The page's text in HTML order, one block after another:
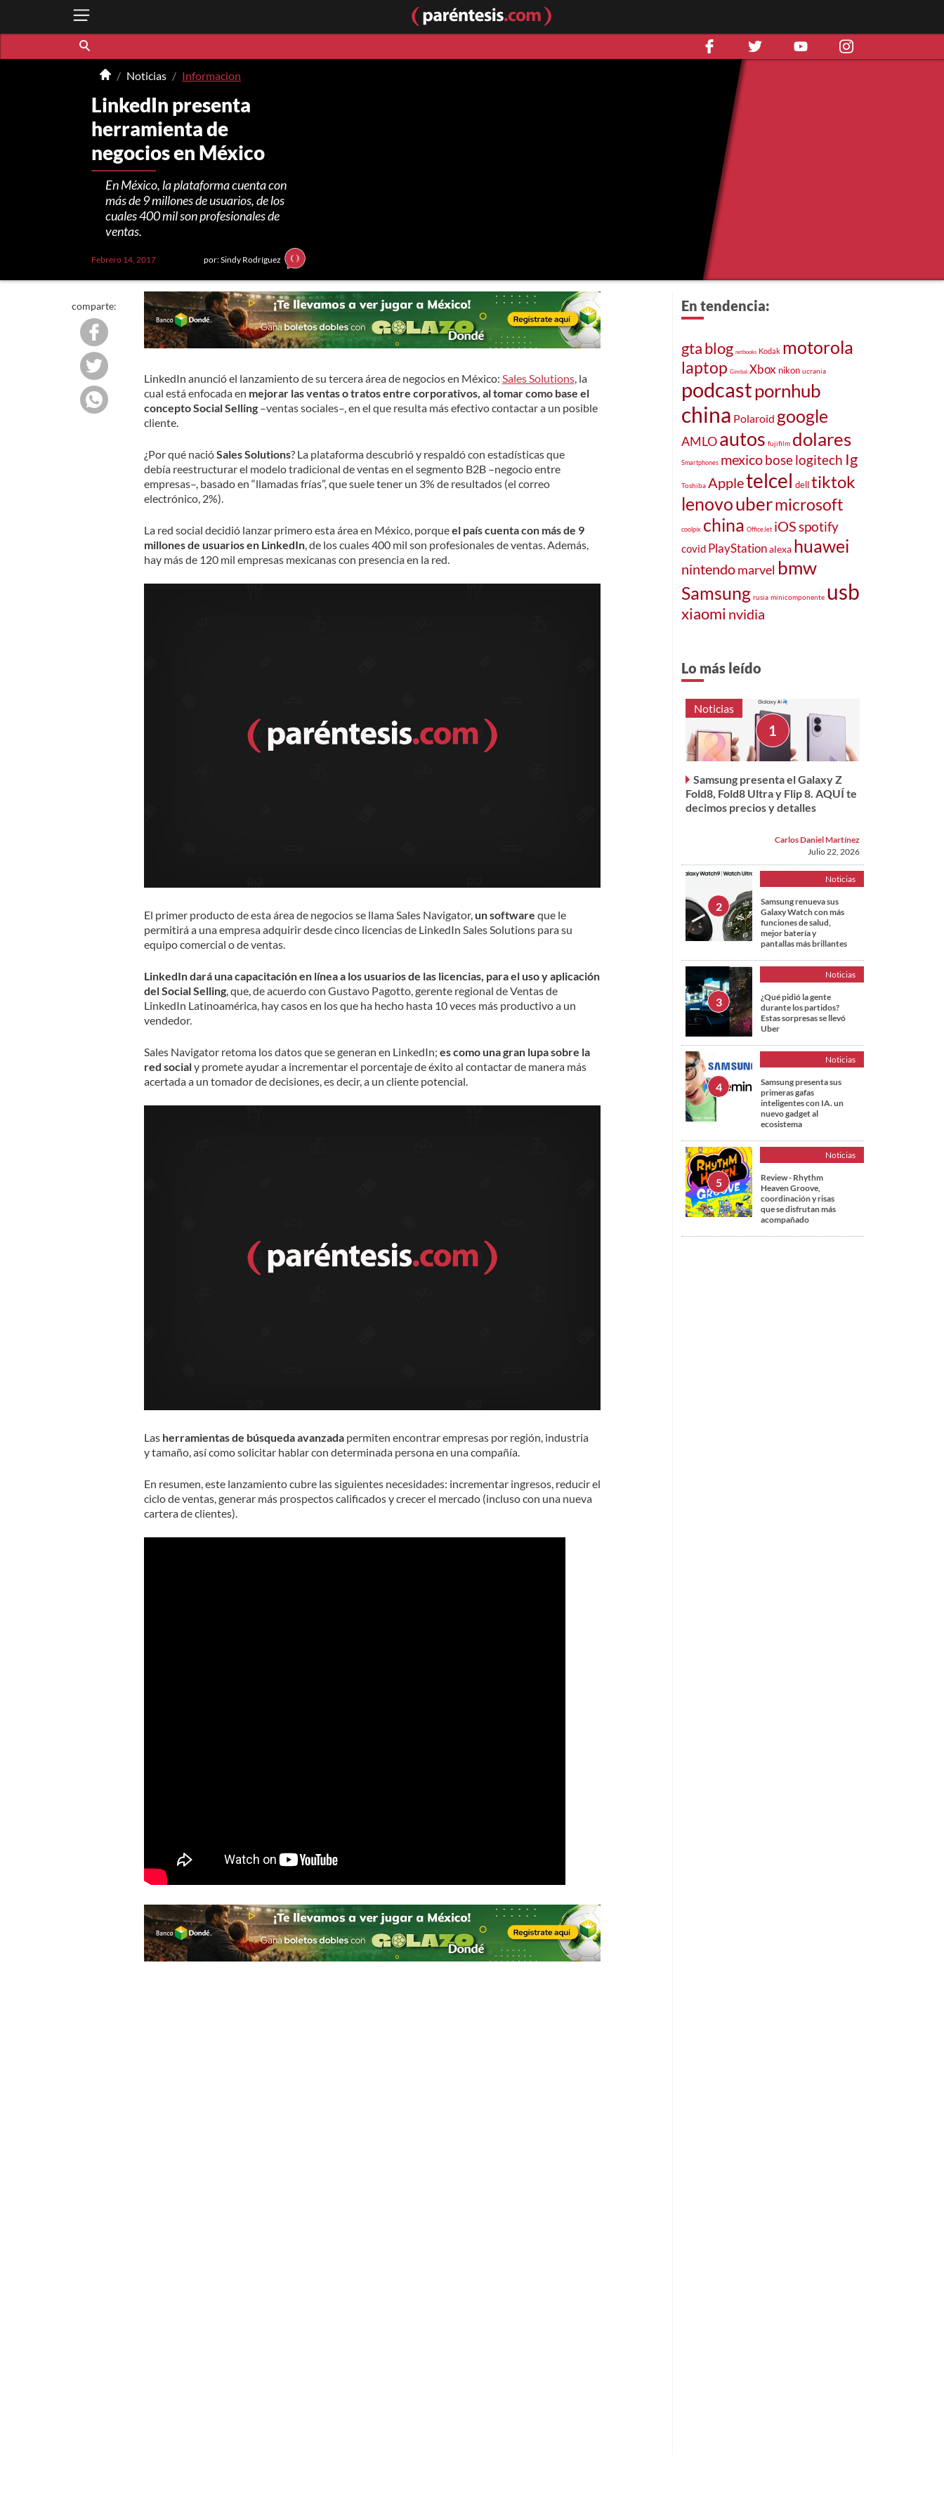
Noticias Informacion
LinkedIn presenta
herramienta de
negocios en México
En México, la plataforma cuenta con
más de 9 millones de usuarios, de los
cuales 400 mil son profesionales de
ventas.
Febrero 14, 2017 por: Sindy Rodríguez
comparte:
LinkedIn anunció el lanzamiento de su tercera área de negocios en México: Sales Solutions, la
cual está enfocada en mejorar las ventas o tratos entre corporativos, al tomar como base el
concepto Social Selling–ventas sociales–, en el que resulta más efectivo contactar a un posible
cliente.
¿Por qué nacióSales Solutions? La plataforma descubrió y respaldó con estadísticas que
debía reestructurar el modelo tradicional de ventas en el segmento B2B –negocio entre
empresas–, basado en “llamadas frías”, que suele tener un 3% de resultados (el correo
electrónico, 2%).
La red social decidió lanzar primero esta área en México, porqueel país cuenta con más de 9
millones de usuarios en LinkedIn, de los cuales 400 mil son profesionales de ventas. Además,
hay más de 120 mil empresas mexicanas con presencia en la red.
El primer producto de esta área de negocios se llama Sales Navigator, un software que le
permitirá a una empresa adquirir desde cinco licencias de LinkedIn Sales Solutions para su
equipo comercial o de ventas.
LinkedIn dará una capacitación en línea a los usuarios de las licencias, para el uso y aplicación
del Social Selling, que, de acuerdo con Gustavo Pagotto, gerente regional de Ventas de
LinkedIn Latinoamérica, hay casos en los que ha hecho hasta 10 veces más productivo a un
vendedor.
Sales Navigator retoma los datos que se generan en LinkedIn; es como una gran lupa sobre la
red socialy promete ayudar a incrementar el porcentaje de éxito al contactar de manera más
acertada a un tomador de decisiones, es decir, a un cliente potencial.
Las herramientas de búsqueda avanzadapermiten encontrar empresas por región, industria
y tamaño, así como solicitar hablar con determinada persona en una compañía.
En resumen, este lanzamiento cubre las siguientes necesidades: incrementar ingresos, reducir el
ciclo de ventas, generar más prospectos calificados y crecer el mercado (incluso con una nueva
cartera de clientes).
En tendencia:
gtablog netbooks Kodak motorola
laptop Gimbal Xbox nikon ucrania
podcastpornhub
china Polaroid google
AMLOautos fujifilm dolares
Smartphones mexicoboselogitech Ig
Toshiba Appletelcel dell tiktok
lenovoubermicrosoft
coolpix china OfficeJet iOSspotify
covid PlayStationalexa huawei
nintendomarvel bmw
Samsung rusia minicomponente usb
xiaomi nvidia
Lo más leído
Noticias
Samsung presenta el Galaxy Z
Fold8, Fold8 Ultra y Flip 8. AQUÍ te
decimos precios y detalles
Carlos Daniel Martínez
Julio 22, 2026
Noticias
Samsung renueva sus
Galaxy Watch con más
funciones de salud,
mejor batería y
pantallas más brillantes
Noticias
¿Qué pidió la gente
durante los partidos?
Estas sorpresas se llevó
Uber
Noticias
Samsung presenta sus
primeras gafas
inteligentes con IA. un
nuevo gadget al
ecosistema
Noticias
Review - Rhythm
Heaven Groove,
coordinación y risas
que se disfrutan más
acompañado